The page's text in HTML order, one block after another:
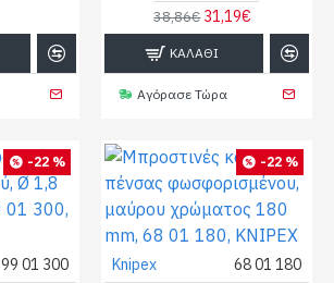
38,86€ 31,19€
ΚΑΛΆΘΙ
Αγόρασε Τώρα
-22 %
99 01 300
-22 %
Knipex 68 01 180